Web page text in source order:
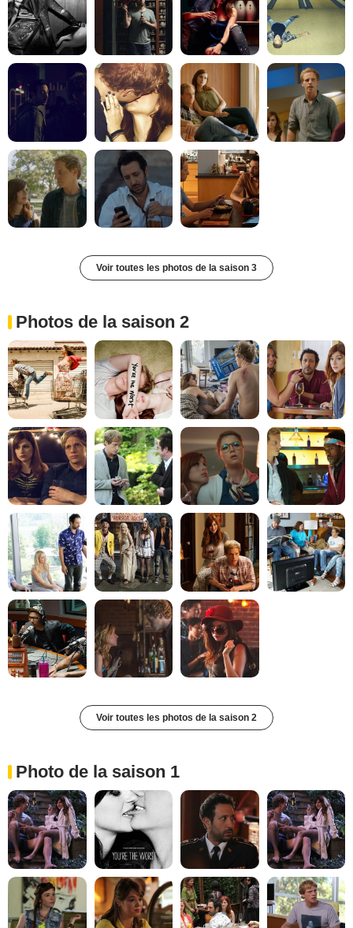
Voir toutes les photos de la saison 3
Photos de la saison 2
Voir toutes les photos de la saison 2
Photo de la saison 1